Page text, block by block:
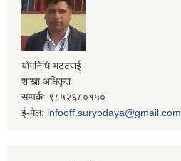
योगनिधि भट्टराई
शाखा अधिकृत
सम्पर्क: ९८५२६८०१५०
ई-मेल: infooff.suryodaya@gmail.com